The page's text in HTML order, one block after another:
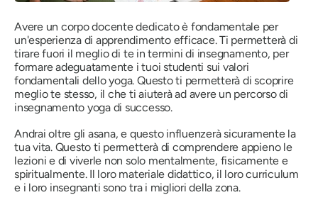
Avere un corpo docente dedicato è fondamentale per
un'esperienza di apprendimento efficace. Ti permetterà di
tirare fuori il meglio di te in termini di insegnamento, per
formare adeguatamente i tuoi studenti sui valori
fondamentali dello yoga. Questo ti permetterà di scoprire
meglio te stesso, il che ti aiuterà ad avere un percorso di
insegnamento yoga di successo.
Andrai oltre gli asana, e questo influenzerà sicuramente la
tua vita. Questo ti permetterà di comprendere appieno le
lezioni e di viverle non solo mentalmente, fisicamente e
spiritualmente. Il loro materiale didattico, il loro curriculum
e i loro insegnanti sono tra i migliori della zona.